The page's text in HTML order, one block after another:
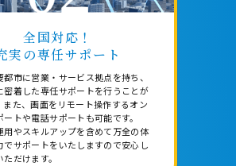
全国対応！
実の専任サポート
都市に営業・サービス拠点を持ち、
密着した専任サポートを行うことが
また、画面をリモート操作するオン
ートや電話サポートも可能です。
用やスキルアップを含めて万全の体
でサポートをいたしますので安心し
だけます。